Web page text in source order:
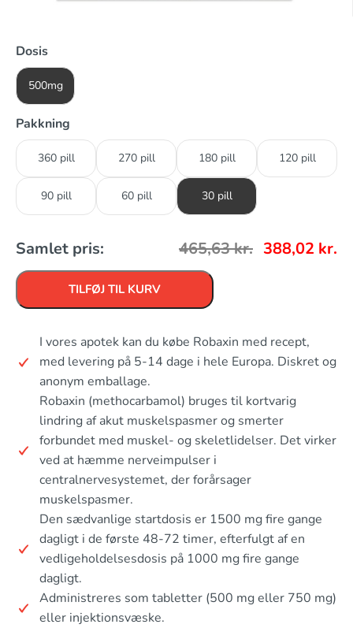
Dosis
500mg
Pakkning
360 pill 270 pill 180 pill 120 pill
90 pill 60 pill 30 pill
Samlet pris: 465,63kr. 388,02 kr.
TILFØJ TIL KURV
I vores apotek kan du købe Robaxin med recept,
med levering på 5-14 dage i hele Europa. Diskret og
anonym emballage.
Robaxin (methocarbamol) bruges til kortvarig
lindring af akut muskelspasmer og smerter
forbundet med muskel- og skeletlidelser. Det virker
ved at hæmme nerveimpulser i
centralnervesystemet, der forårsager
muskelspasmer.
Den sædvanlige startdosis er 1500 mg fire gange
dagligt i de første 48-72 timer, efterfulgt af en
vedligeholdelsesdosis på 1000 mg fire gange
dagligt.
Administreres som tabletter (500 mg eller 750 mg)
eller injektionsvæske.